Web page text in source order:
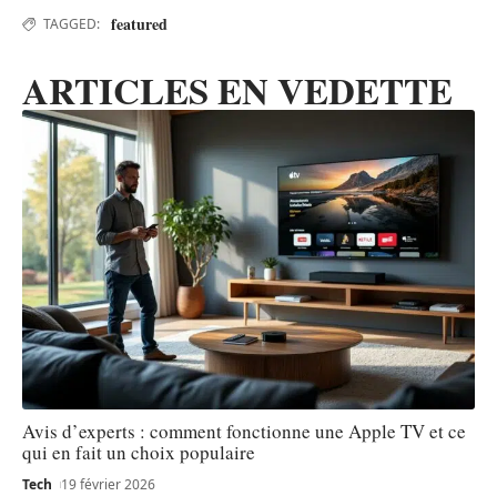
TAGGED: featured
ARTICLES EN VEDETTE
Avis d’experts : comment fonctionne une Apple TV et ce
qui en fait un choix populaire
Tech 19 février 2026